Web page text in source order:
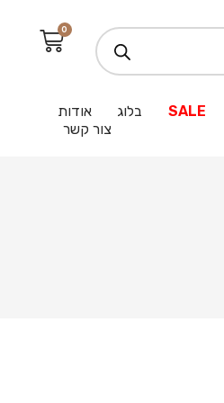
0
SALE בלוג
אודות
צור קשר